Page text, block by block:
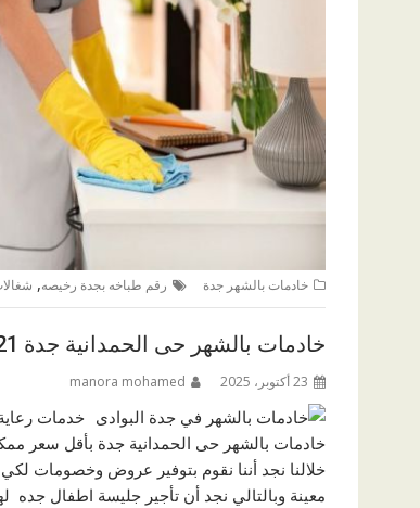
خادمات بالشهر جدة رقم طباخه بجدة رخيصه,
خادمات بالشهر حى الحمدانية جدة 0545847321
23 أكتوبر، 2025 manora mohamed
خدمات
خادمات بالشهر حى الحمدانية جدة بأقل سعر
خلالنا نجد أننا نقوم بتوفير عروض وخصومات
معينة وبالتالي نجد أن تأجير جليسة اطفال